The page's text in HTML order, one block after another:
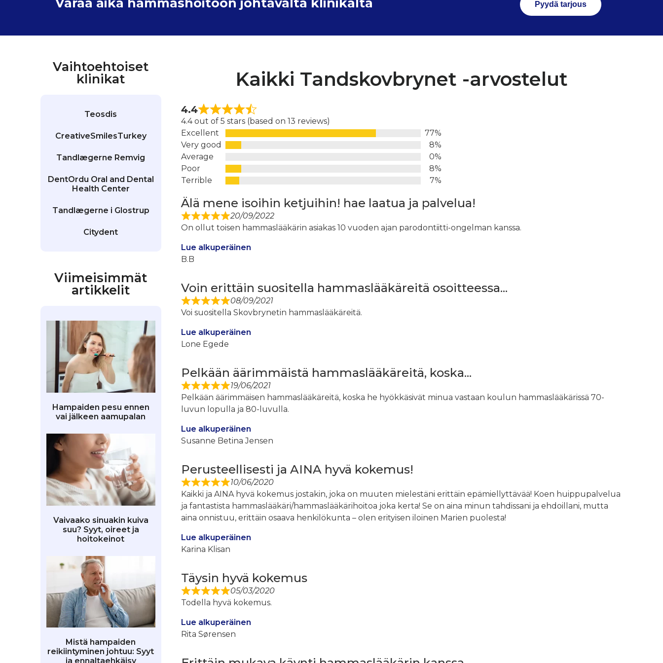
Pyydä tarjous
Vaihtoehtoiset
klinikat
Teosdis
CreativeSmilesTurkey
Tandlægerne Remvig
DentOrdu Oral and Dental
Health Center
Tandlægerne i Glostrup
Citydent
Viimeisimmät
artikkelit
Hampaiden pesu ennen
vai jälkeen aamupalan
Vaivaako sinuakin kuiva
suu? Syyt, oireet ja
hoitokeinot
Mistä hampaiden
reikiintyminen johtuu: Syyt
ja ennaltaehkäisy
Kaikki Tandskovbrynet -arvostelut
4.4
4.4 out of 5 stars (based on 13 reviews)
Excellent
77%
Very good
8%
Average
0%
Poor
8%
Terrible
7%
Älä mene isoihin ketjuihin! hae laatua ja palvelua!
20/09/2022
On ollut toisen hammaslääkärin asiakas 10 vuoden ajan parodontiitti-ongelman kanssa.
Lue alkuperäinen
B.B
Voin erittäin suositella hammaslääkäreitä osoitteessa...
08/09/2021
Voi suositella Skovbrynetin hammaslääkäreitä.
Lue alkuperäinen
Lone Egede
Pelkään äärimmäistä hammaslääkäreitä, koska...
19/06/2021
Pelkään äärimmäisen hammaslääkäreitä, koska he hyökkäsivät minua vastaan ​​koulun hammaslääkärissä 70-
luvun lopulla ja 80-luvulla.
Lue alkuperäinen
Susanne Betina Jensen
Perusteellisesti ja AINA hyvä kokemus!
10/06/2020
Kaikki ja AINA hyvä kokemus jostakin, joka on muuten mielestäni erittäin epämiellyttävää! Koen huippupalvelua
ja fantastista hammaslääkäri/hammaslääkärihoitoa joka kerta! Se on aina minun tahdissani ja ehdoillani, mutta
aina onnistuu, erittäin osaava henkilökunta – olen erityisen iloinen Marien puolesta!
Lue alkuperäinen
Karina Klisan
Täysin hyvä kokemus
05/03/2020
Todella hyvä kokemus.
Lue alkuperäinen
Rita Sørensen